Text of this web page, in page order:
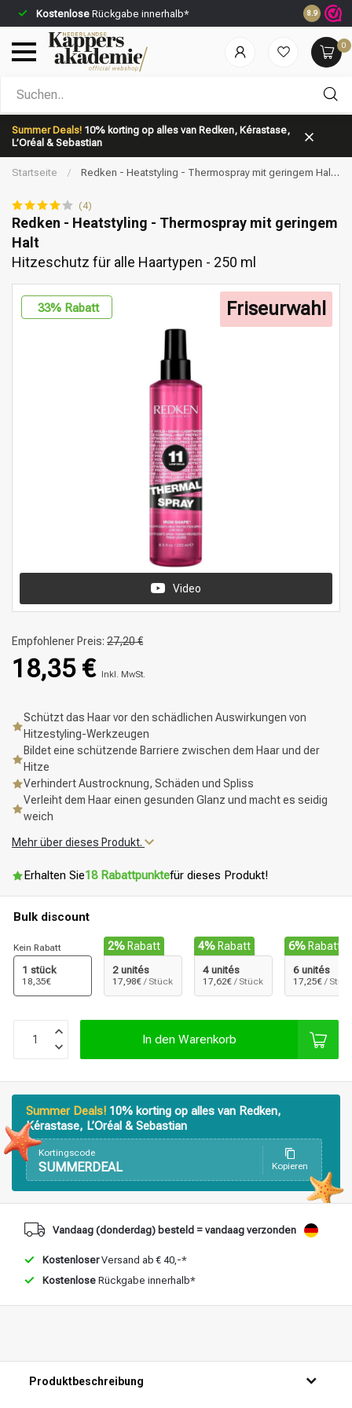
Kostenlose Rückgabe innerhalb* Vor 23:59
8.9
0
Summer Deals! 10% korting op alles van Redken, Kérastase,
L’Oréal & Sebastian
Nach welcher Kategorie suchst du?
Marken
Startseite /
Redken - Heatstyling - Thermospray mit geringem Halt |
(4)
Redken - Heatstyling - Thermospray mit geringem
Halt
Hitzeschutz für alle Haartypen - 250 ml
33% Rabatt Friseurwahl
Video
Empfohlener Preis: 27,20 €
18,35 € Inkl. MwSt.
Schützt das Haar vor den schädlichen Auswirkungen von
Hitzestyling-Werkzeugen
Bildet eine schützende Barriere zwischen dem Haar und der
Hitze
Verhindert Austrocknung, Schäden und Spliss
Verleiht dem Haar einen gesunden Glanz und macht es seidig
weich
Mehr über dieses Produkt.
Erhalten Sie18 Rabattpunktefür dieses Produkt!
Bulk discount
Kein Rabatt
1 stück
18,35€
2% Rabatt
2 unités
17,98€ / Stück
4% Rabatt
4 unités
17,62€ / Stück
6% Rabatt
6 unités
17,25€ /
In den Warenkorb
Summer Deals! 10% korting op alles van Redken,
Kérastase, L’Oréal & Sebastian
Kortingscode
SUMMERDEAL Kopieren
Vandaag (donderdag) besteld = vandaag verzonden
KostenloserVersand ab € 40,-*
Kostenlose Rückgabe innerhalb*
Produktbeschreibung